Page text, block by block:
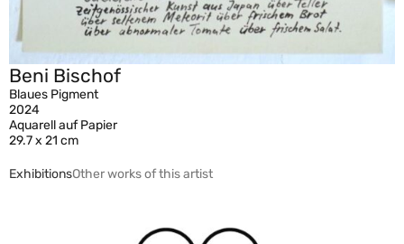
Beni Bischof
Blaues Pigment
2024
Aquarell auf Papier
29.7 x 21 cm
ExhibitionsOther works of this artist